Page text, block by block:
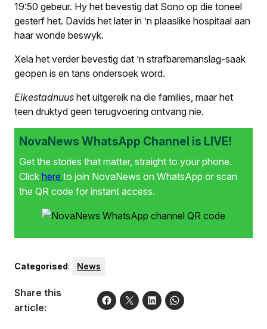
19:50 gebeur. Hy het bevestig dat Sono op die toneel
gesterf het. Davids het later in ’n plaaslike hospitaal aan
haar wonde beswyk.
Xela het verder bevestig dat ’n strafbaremanslag-saak
geopen is en tans ondersoek word.
Eikestadnuus het uitgereik na die families, maar het
teen druktyd geen terugvoering ontvang nie.
NovaNews WhatsApp Channel is LIVE!
Get the stories that matter, straight to your phone.
Click here to join NovaNews on WhatsApp or scan
the QR code for instant access.
Categorised: News
Share this
article: